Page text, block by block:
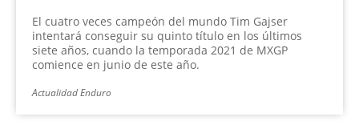
El cuatro veces campeón del mundo Tim Gajser
intentará conseguir su quinto título en los últimos
siete años, cuando la temporada 2021 de MXGP
comience en junio de este año.
Actualidad Enduro